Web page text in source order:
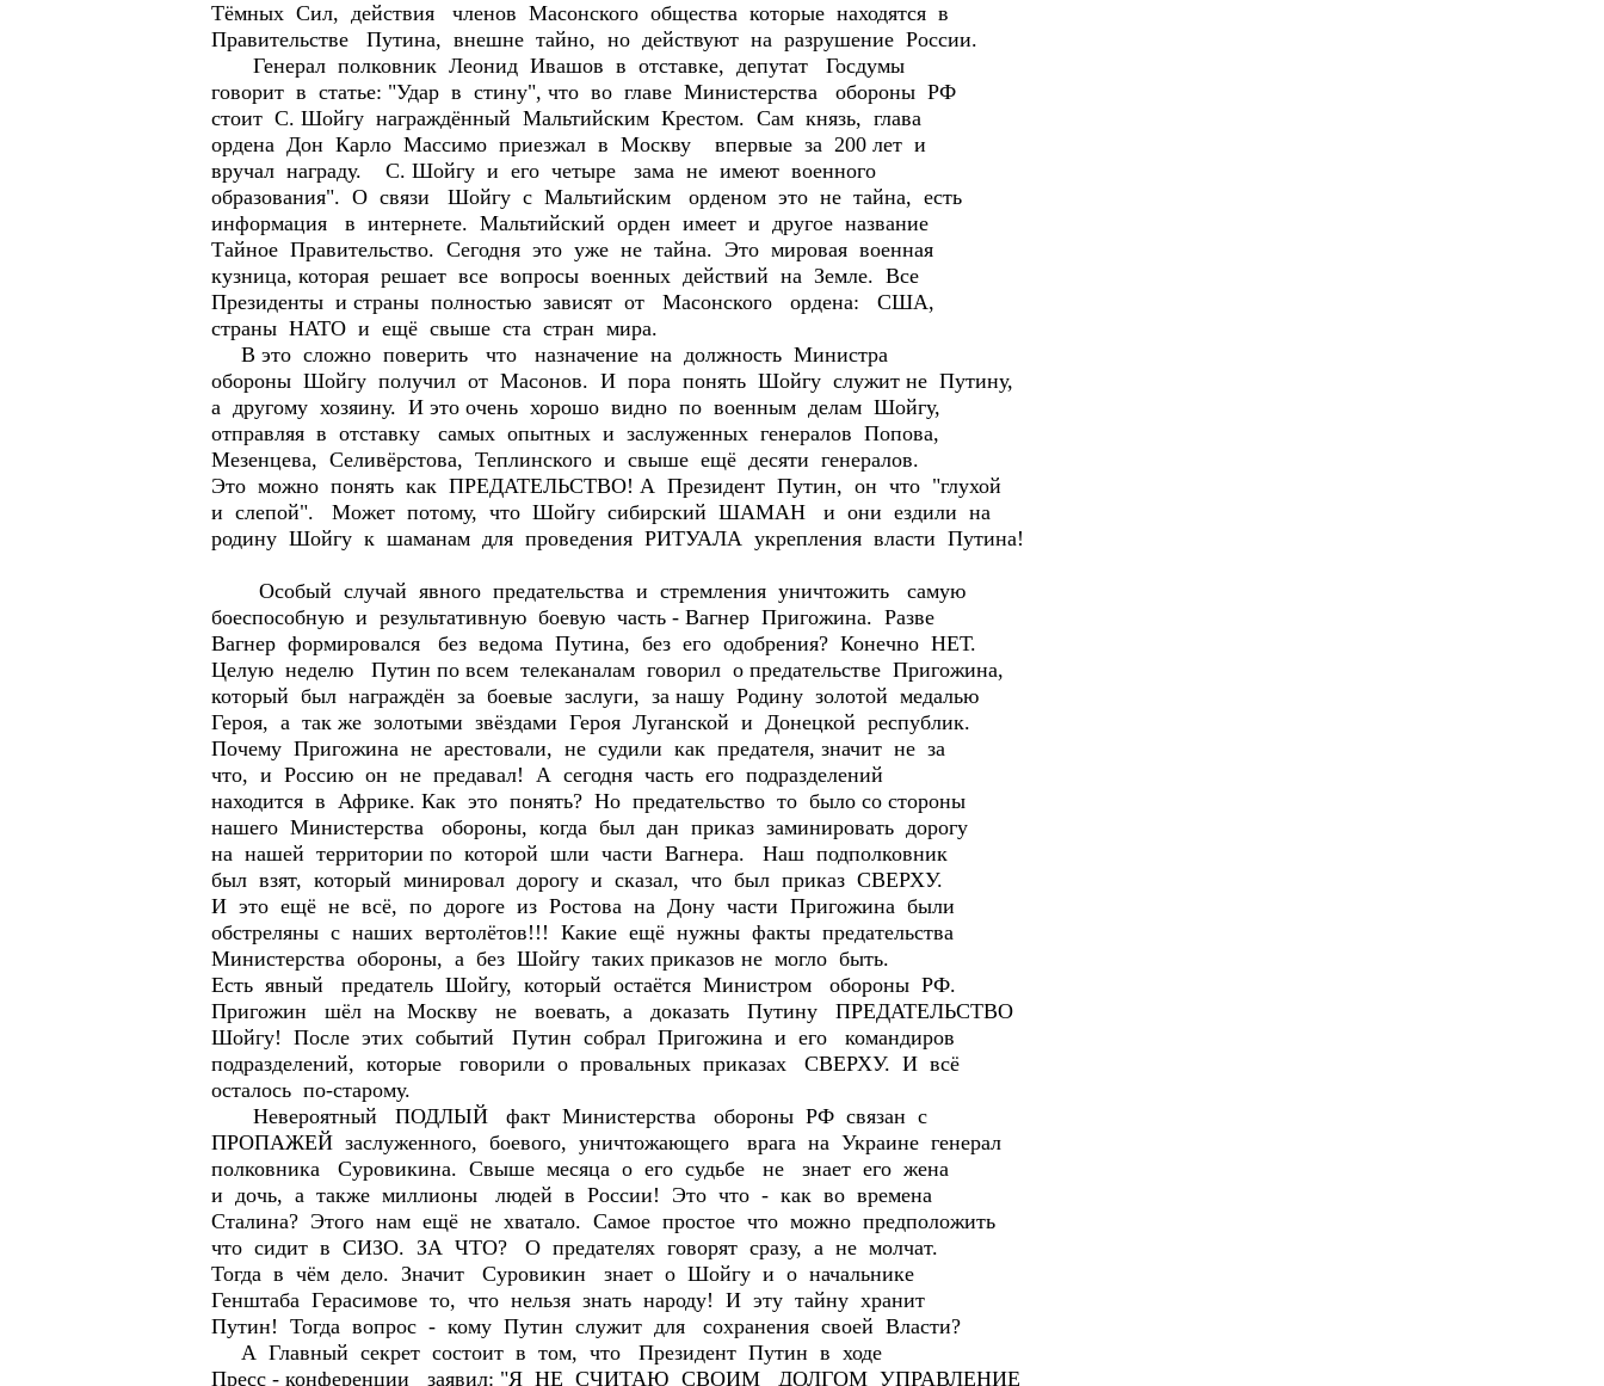
Тёмных Сил, действия членов Масонского общества которые находятся в
Правительстве Путина, внешне тайно, но действуют на разрушение России.
Генерал полковник Леонид Ивашов в отставке, депутат Госдумы
говорит в статье: "Удар в стину", что во главе Министерства обороны РФ
стоит С. Шойгу награждённый Мальтийским Крестом. Сам князь, глава
ордена Дон Карло Массимо приезжал в Москву впервые за 200 лет и
вручал награду. С. Шойгу и его четыре зама не имеют военного
образования". О связи Шойгу с Мальтийским орденом это не тайна, есть
информация в интернете. Мальтийский орден имеет и другое название
Тайное Правительство. Сегодня это уже не тайна. Это мировая военная
кузница, которая решает все вопросы военных действий на Земле. Все
Президенты и страны полностью зависят от Масонского ордена: США,
страны НАТО и ещё свыше ста стран мира.
В это сложно поверить что назначение на должность Министра
обороны Шойгу получил от Масонов. И пора понять Шойгу служит не Путину,
а другому хозяину. И это очень хорошо видно по военным делам Шойгу,
отправляя в отставку самых опытных и заслуженных генералов Попова,
Мезенцева, Селивёрстова, Теплинского и свыше ещё десяти генералов.
Это можно понять как ПРЕДАТЕЛЬСТВО! А Президент Путин, он что "глухой
и слепой". Может потому, что Шойгу сибирский ШАМАН и они ездили на
родину Шойгу к шаманам для проведения РИТУАЛА укрепления власти Путина!
Особый случай явного предательства и стремления уничтожить самую
боеспособную и результативную боевую часть - Вагнер Пригожина. Разве
Вагнер формировался без ведома Путина, без его одобрения? Конечно НЕТ.
Целую неделю Путин по всем телеканалам говорил о предательстве Пригожина,
который был награждён за боевые заслуги, за нашу Родину золотой медалью
Героя, а так же золотыми звёздами Героя Луганской и Донецкой республик.
Почему Пригожина не арестовали, не судили как предателя, значит не за
что, и Россию он не предавал! А сегодня часть его подразделений
находится в Африке. Как это понять? Но предательство то было со стороны
нашего Министерства обороны, когда был дан приказ заминировать дорогу
на нашей территории по которой шли части Вагнера. Наш подполковник
был взят, который минировал дорогу и сказал, что был приказ СВЕРХУ.
И это ещё не всё, по дороге из Ростова на Дону части Пригожина были
обстреляны с наших вертолётов!!! Какие ещё нужны факты предательства
Министерства обороны, а без Шойгу таких приказов не могло быть.
Есть явный предатель Шойгу, который остаётся Министром обороны РФ.
Пригожин шёл на Москву не воевать, а доказать Путину ПРЕДАТЕЛЬСТВО
Шойгу! После этих событий Путин собрал Пригожина и его командиров
подразделений, которые говорили о провальных приказах СВЕРХУ. И всё
осталось по-старому.
Невероятный ПОДЛЫЙ факт Министерства обороны РФ связан с
ПРОПАЖЕЙ заслуженного, боевого, уничтожающего врага на Украине генерал
полковника Суровикина. Свыше месяца о его судьбе не знает его жена
и дочь, а также миллионы людей в России! Это что - как во времена
Сталина? Этого нам ещё не хватало. Самое простое что можно предположить
что сидит в СИЗО. ЗА ЧТО? О предателях говорят сразу, а не молчат.
Тогда в чём дело. Значит Суровикин знает о Шойгу и о начальнике
Генштаба Герасимове то, что нельзя знать народу! И эту тайну хранит
Путин! Тогда вопрос - кому Путин служит для сохранения своей Власти?
А Главный секрет состоит в том, что Президент Путин в ходе
Пресс - конференции заявил: "Я НЕ СЧИТАЮ СВОИМ ДОЛГОМ УПРАВЛЕНИЕ